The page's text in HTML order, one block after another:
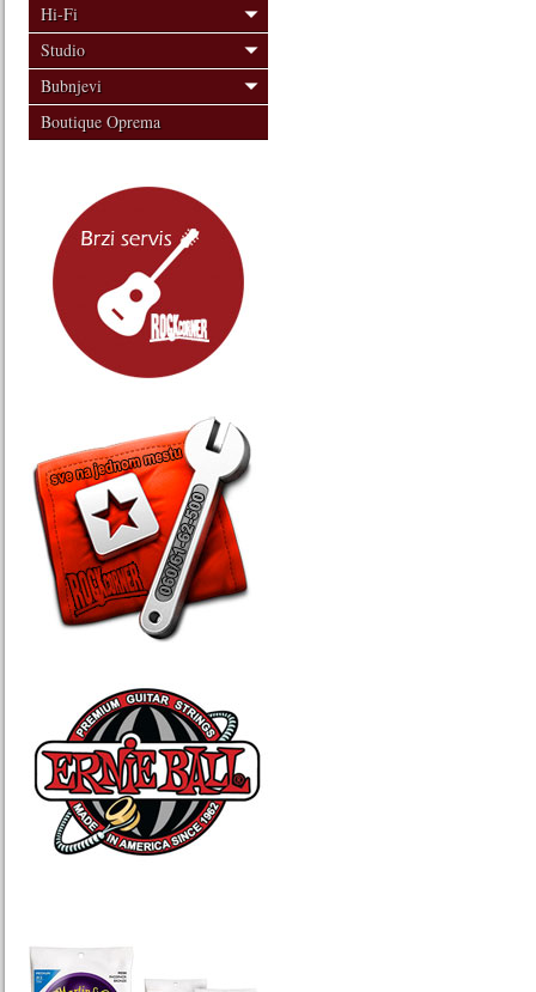
Hi-Fi
Studio
Bubnjevi
Boutique Oprema